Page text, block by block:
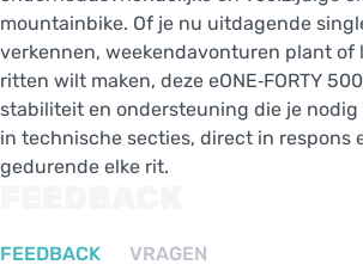
mountainbike. Of je nu uitdagende
verkennen, weekendavonturen plant of
ritten wilt maken, deze eONE‑FORTY
stabiliteit en ondersteuning die je
in technische secties, direct in respons
gedurende elke rit.
FEEDBACK VRAGEN